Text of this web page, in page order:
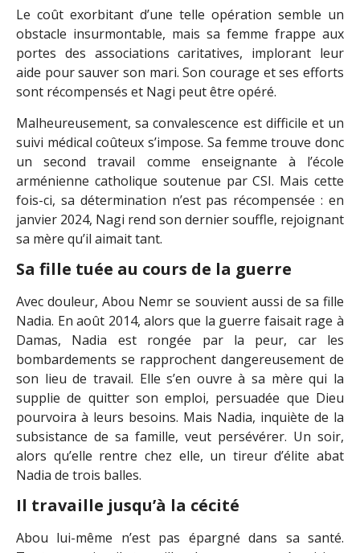
Le coût exorbitant d’une telle opération semble un
obstacle insurmontable, mais sa femme frappe aux
portes des associations caritatives, implorant leur
aide pour sauver son mari. Son courage et ses efforts
sont récompensés et Nagi peut être opéré.
Malheureusement, sa convalescence est difficile et un
suivi médical coûteux s’impose. Sa femme trouve donc
un second travail comme enseignante à l’école
arménienne catholique soutenue par CSI. Mais cette
fois-ci, sa détermination n’est pas récompensée : en
janvier 2024, Nagi rend son dernier souffle, rejoignant
sa mère qu’il aimait tant.
Sa fille tuée au cours de la guerre
Avec douleur, Abou Nemr se souvient aussi de sa fille
Nadia. En août 2014, alors que la guerre faisait rage à
Damas, Nadia est rongée par la peur, car les
bombardements se rapprochent dangereusement de
son lieu de travail. Elle s’en ouvre à sa mère qui la
supplie de quitter son emploi, persuadée que Dieu
pourvoira à leurs besoins. Mais Nadia, inquiète de la
subsistance de sa famille, veut persévérer. Un soir,
alors qu’elle rentre chez elle, un tireur d’élite abat
Nadia de trois balles.
Il travaille jusqu’à la cécité
Abou lui-même n’est pas épargné dans sa santé.